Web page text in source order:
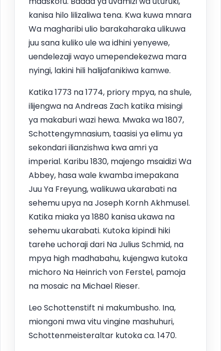
kanisa hilo lilizaliwa tena. Kwa kuwa mnara
Wa magharibi ulio barakaharaka ulikuwa
juu sana kuliko ule wa idhini yenyewe,
uendelezaji wayo umependekezwa mara
nyingi, lakini hili halijafanikiwa kamwe.
Katika 1773 na 1774, priory mpya, na shule,
ilijengwa na Andreas Zach katika misingi
ya makaburi wazi hewa. Mwaka wa 1807,
Schottengymnasium, taasisi ya elimu ya
sekondari ilianzishwa kwa amri ya
imperial. Karibu 1830, majengo msaidizi Wa
Abbey, hasa wale kwamba imepakana
Juu Ya Freyung, walikuwa ukarabati na
sehemu upya na Joseph Kornh Akhmusel.
Katika miaka ya 1880 kanisa ukawa na
sehemu ukarabati. Kutoka kipindi hiki
tarehe uchoraji dari Na Julius Schmid, na
mpya high madhabahu, kujengwa kutoka
michoro Na Heinrich von Ferstel, pamoja
na mosaic na Michael Rieser.
Leo Schottenstift ni makumbusho. Ina,
miongoni mwa vitu vingine mashuhuri,
Schottenmeisteraltar kutoka ca. 1470.